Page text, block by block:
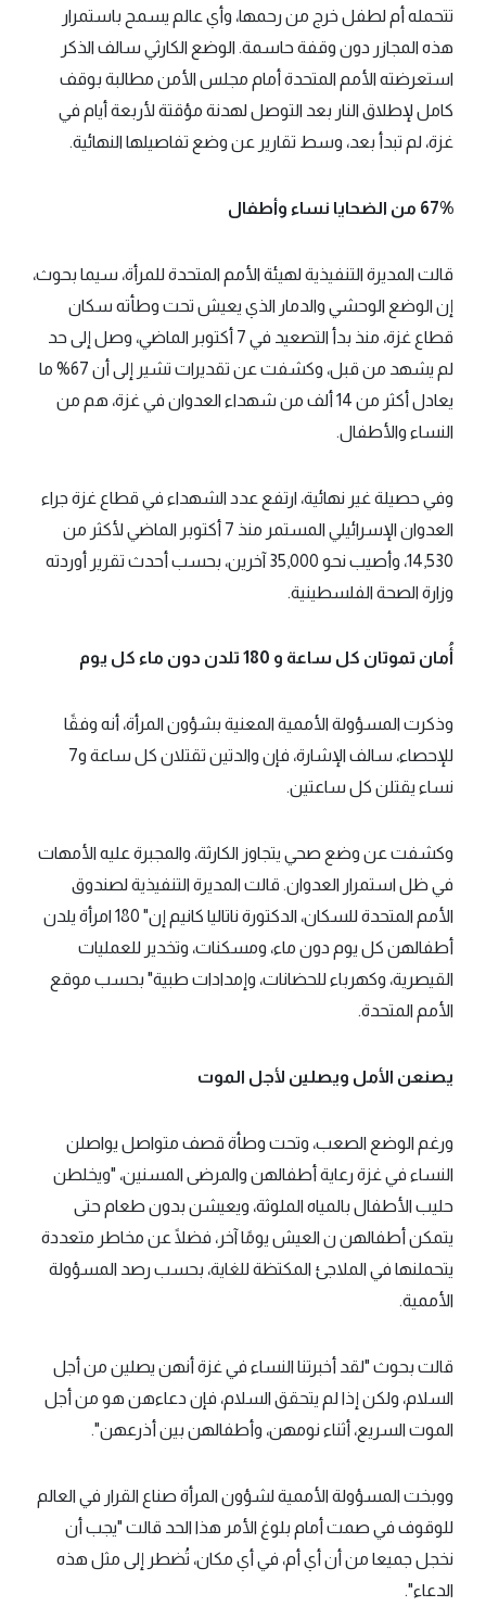
تتحمله أم لطفل خرج من رحمها، وأي عالم يسمح باستمرار
هذه المجازر دون وقفة حاسمة. الوضع الكارثي سالف الذكر
استعرضته الأمم المتحدة أمام مجلس الأمن مطالبة بوقف
كامل لإطلاق النار بعد التوصل لهدنة مؤقتة لأربعة أيام في
غزة، لم تبدأ بعد، وسط تقارير عن وضع تفاصيلها النهائية.
67% من الضحايا نساء وأطفال
قالت المديرة التنفيذية لهيئة الأمم المتحدة للمرأة، سيما بحوث،
إن الوضع الوحشي والدمار الذي يعيش تحت وطأته سكان
قطاع غزة، منذ بدأ التصعيد في 7 أكتوبر الماضي، وصل إلى حد
لم يشهد من قبل، وكشفت عن تقديرات تشير إلى أن 67% ما
يعادل أكثر من 14 ألف من شهداء العدوان في غزة، هم من
النساء والأطفال.
وفي حصيلة غير نهائية، ارتفع عدد الشهداء في قطاع غزة جراء
العدوان الإسرائيلي المستمر منذ 7 أكتوبر الماضي لأكثر من
14,530، وأصيب نحو 35,000 آخرين، بحسب أحدث تقرير أوردته
وزارة الصحة الفلسطينية.
أُمان تموتان كل ساعة و 180 تلدن دون ماء كل يوم
وذكرت المسؤولة الأممية المعنية بشؤون المرأة، أنه وفقًا
للإحصاء، سالف الإشارة، فإن والدتين تقتلان كل ساعة و7
نساء يقتلن كل ساعتين.
وكشفت عن وضع صحي يتجاوز الكارثة، والمجبرة عليه الأمهات
في ظل استمرار العدوان. قالت المديرة التنفيذية لصندوق
الأمم المتحدة للسكان، الدكتورة ناتاليا كانيم إن" 180 امرأة يلدن
أطفالهن كل يوم دون ماء، ومسكنات، وتخدير للعمليات
القيصرية، وكهرباء للحضانات، وإمدادات طبية" بحسب موقع
الأمم المتحدة.
يصنعن الأمل ويصلين لأجل الموت
ورغم الوضع الصعب، وتحت وطأة قصف متواصل يواصلن
النساء في غزة رعاية أطفالهن والمرضى المسنين، "ويخلطن
حليب الأطفال بالمياه الملوثة، ويعيشن بدون طعام حتى
يتمكن أطفالهن ن العيش يومًا آخر، فضلًا عن مخاطر متعددة
يتحملنها في الملاجئ المكتظة للغاية، بحسب رصد المسؤولة
الأممية.
قالت بحوث "لقد أخبرتنا النساء في غزة أنهن يصلين من أجل
السلام، ولكن إذا لم يتحقق السلام، فإن دعاءهن هو من أجل
الموت السريع، أثناء نومهن، وأطفالهن بين أذرعهن".
ووبخت المسؤولة الأممية لشؤون المرأة صناع القرار في العالم
للوقوف في صمت أمام بلوغ الأمر هذا الحد قالت "يجب أن
نخجل جميعا من أن أي أم، في أي مكان، تُضطر إلى مثل هذه
الدعاء".